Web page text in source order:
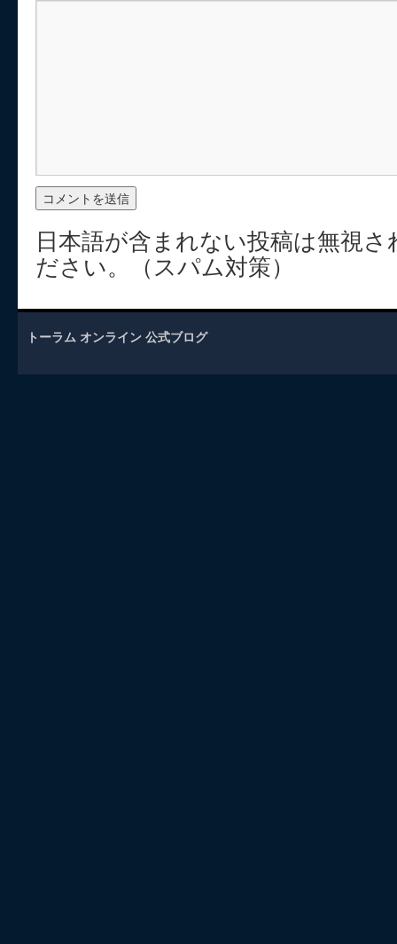
日本語が含まれない投稿は無視
ださい。（スパム対策）
トーラム オンライン 公式ブログ